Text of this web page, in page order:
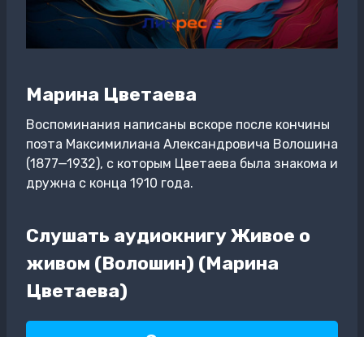
Марина Цветаева
Воспоминания написаны вскоре после кончины
поэта Максимилиана Александровича Волошина
(1877—1932), с которым Цветаева была знакома и
дружна с конца 1910 года.
Слушать аудиокнигу Живое о
живом (Волошин) (Марина
Цветаева)